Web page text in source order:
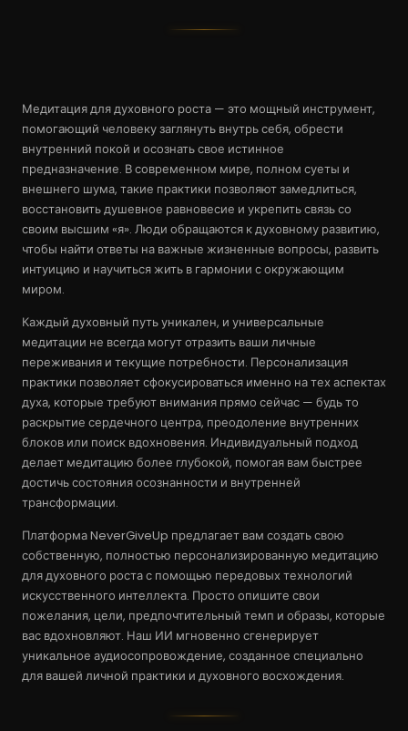
Медитация для духовного роста — это мощный инструмент,
помогающий человеку заглянуть внутрь себя, обрести
внутренний покой и осознать свое истинное
предназначение. В современном мире, полном суеты и
внешнего шума, такие практики позволяют замедлиться,
восстановить душевное равновесие и укрепить связь со
своим высшим «я». Люди обращаются к духовному развитию,
чтобы найти ответы на важные жизненные вопросы, развить
интуицию и научиться жить в гармонии с окружающим
миром.
Каждый духовный путь уникален, и универсальные
медитации не всегда могут отразить ваши личные
переживания и текущие потребности. Персонализация
практики позволяет сфокусироваться именно на тех аспектах
духа, которые требуют внимания прямо сейчас — будь то
раскрытие сердечного центра, преодоление внутренних
блоков или поиск вдохновения. Индивидуальный подход
делает медитацию более глубокой, помогая вам быстрее
достичь состояния осознанности и внутренней
трансформации.
Платформа NeverGiveUp предлагает вам создать свою
собственную, полностью персонализированную медитацию
для духовного роста с помощью передовых технологий
искусственного интеллекта. Просто опишите свои
пожелания, цели, предпочтительный темп и образы, которые
вас вдохновляют. Наш ИИ мгновенно сгенерирует
уникальное аудиосопровождение, созданное специально
для вашей личной практики и духовного восхождения.